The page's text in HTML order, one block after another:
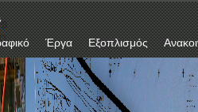
Έργα Εξοπλισμός